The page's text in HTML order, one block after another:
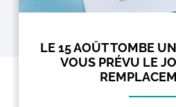
LE 15 AOÛT TOMBE
VOUS PRÉVU LE